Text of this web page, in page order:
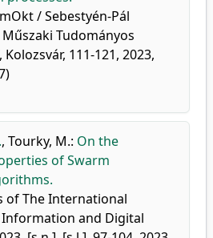
/ Sebestyén-Pál
Tudományos
Kolozsvár, 111-121, 2023,
, Tourky, M.: On the
of Swarm
of The International
and Digital